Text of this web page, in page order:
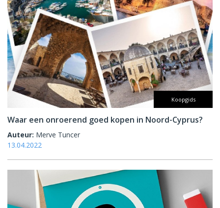
Koopgids
Waar een onroerend goed kopen in Noord-Cyprus?
Auteur: Merve Tuncer
13.04.2022